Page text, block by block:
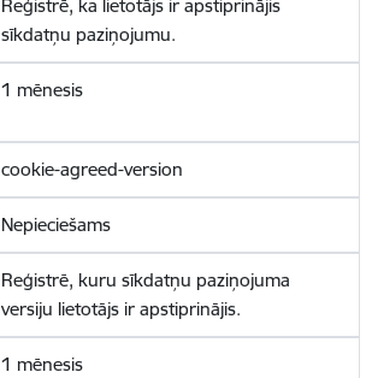
Reģistrē, ka lietotājs ir apstiprinājis
sīkdatņu paziņojumu.
1 mēnesis
cookie-agreed-version
Nepieciešams
Reģistrē, kuru sīkdatņu paziņojuma
versiju lietotājs ir apstiprinājis.
1 mēnesis